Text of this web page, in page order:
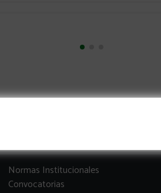
Normas Institucionales
Convocatorias